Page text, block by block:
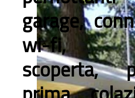
garage,
wi-fi,
scoperta,